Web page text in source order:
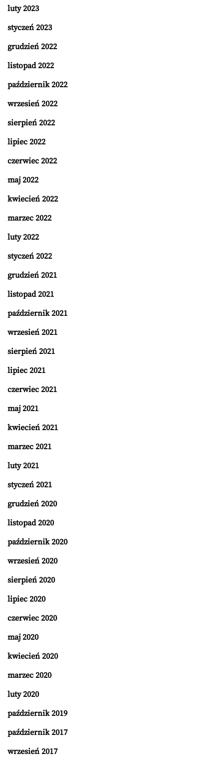
luty 2023
styczeń 2023
grudzień 2022
listopad 2022
październik 2022
wrzesień 2022
sierpień 2022
lipiec 2022
czerwiec 2022
maj 2022
kwiecień 2022
marzec 2022
luty 2022
styczeń 2022
grudzień 2021
listopad 2021
październik 2021
wrzesień 2021
sierpień 2021
lipiec 2021
czerwiec 2021
maj 2021
kwiecień 2021
marzec 2021
luty 2021
styczeń 2021
grudzień 2020
listopad 2020
październik 2020
wrzesień 2020
sierpień 2020
lipiec 2020
czerwiec 2020
maj 2020
kwiecień 2020
marzec 2020
luty 2020
październik 2019
październik 2017
wrzesień 2017